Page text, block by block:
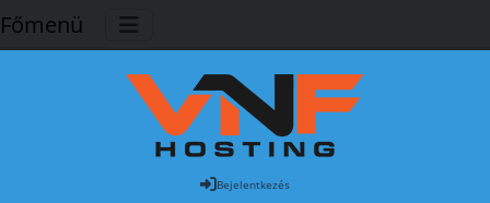
Főmenü
Bejelentkezés